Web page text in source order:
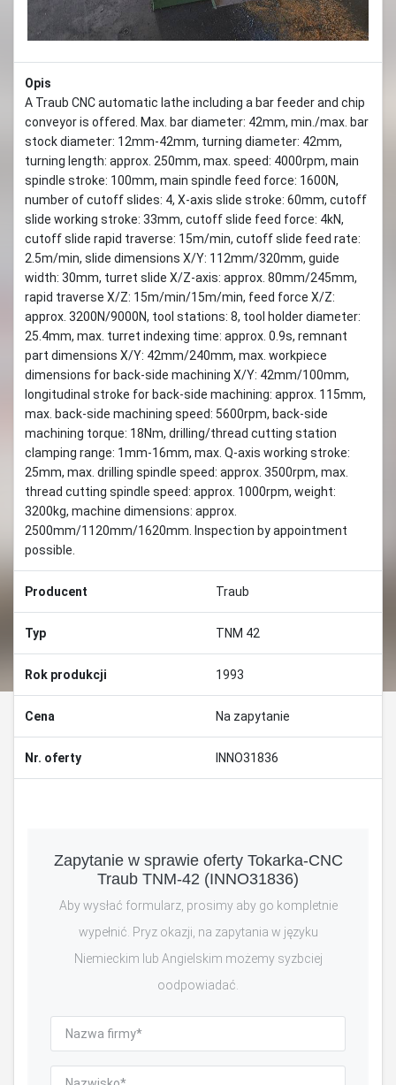
Opis
A Traub CNC automatic lathe including a bar feeder and chip
conveyor is offered. Max. bar diameter: 42mm, min./max. bar
stock diameter: 12mm-42mm, turning diameter: 42mm,
turning length: approx. 250mm, max. speed: 4000rpm, main
spindle stroke: 100mm, main spindle feed force: 1600N,
number of cutoff slides: 4, X-axis slide stroke: 60mm, cutoff
slide working stroke: 33mm, cutoff slide feed force: 4kN,
cutoff slide rapid traverse: 15m/min, cutoff slide feed rate:
2.5m/min, slide dimensions X/Y: 112mm/320mm, guide
width: 30mm, turret slide X/Z-axis: approx. 80mm/245mm,
rapid traverse X/Z: 15m/min/15m/min, feed force X/Z:
approx. 3200N/9000N, tool stations: 8, tool holder diameter:
25.4mm, max. turret indexing time: approx. 0.9s, remnant
part dimensions X/Y: 42mm/240mm, max. workpiece
dimensions for back-side machining X/Y: 42mm/100mm,
longitudinal stroke for back-side machining: approx. 115mm,
max. back-side machining speed: 5600rpm, back-side
machining torque: 18Nm, drilling/thread cutting station
clamping range: 1mm-16mm, max. Q-axis working stroke:
25mm, max. drilling spindle speed: approx. 3500rpm, max.
thread cutting spindle speed: approx. 1000rpm, weight:
3200kg, machine dimensions: approx.
2500mm/1120mm/1620mm. Inspection by appointment
possible.
Producent Traub
Typ TNM 42
Rok produkcji 1993
Cena Na zapytanie
Nr. oferty INNO31836
Zapytanie w sprawie oferty Tokarka-CNC
Traub TNM-42 (INNO31836)
Aby wysłać formularz, prosimy aby go kompletnie
wypełnić. Pryz okazji, na zapytania w języku
Niemieckim lub Angielskim możemy syzbciej
oodpowiadać.